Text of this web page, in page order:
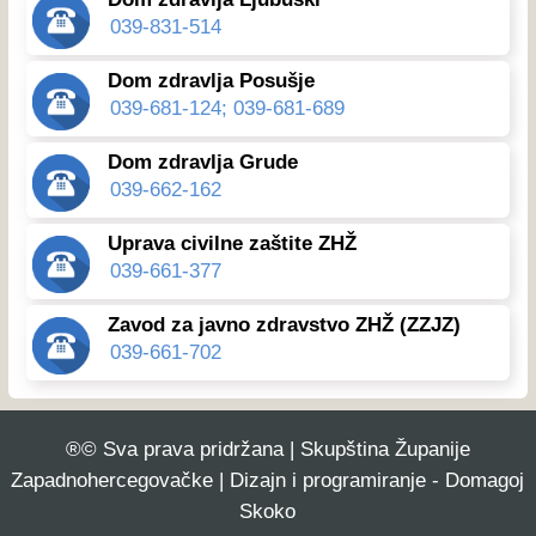
039-831-514
Dom zdravlja Posušje
039-681-124; 039-681-689
Dom zdravlja Grude
039-662-162
Uprava civilne zaštite ZHŽ
039-661-377
Zavod za javno zdravstvo ZHŽ (ZZJZ)
039-661-702
®© Sva prava pridržana | Skupština Županije
Zapadnohercegovačke | Dizajn i programiranje - Domagoj
Skoko